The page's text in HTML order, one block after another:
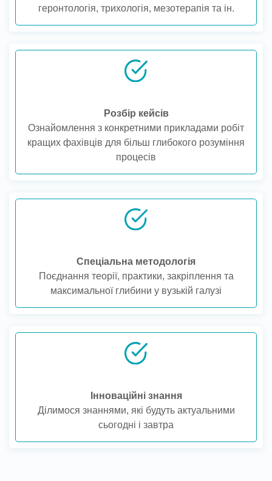
геронтологія, трихологія, мезотерапія та ін.
Розбір кейсів
Ознайомлення з конкретними прикладами робіт
кращих фахівців для більш глибокого розуміння
процесів
Спеціальна методологія
Поєднання теорії, практики, закріплення та
максимальної глибини у вузькій галузі
Інноваційні знання
Ділимося знаннями, які будуть актуальними
сьогодні і завтра